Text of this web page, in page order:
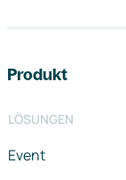
Produkt
LÖSUNGEN
Event